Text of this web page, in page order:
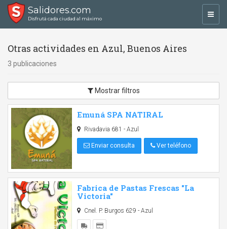
Salidores.com
Disfrutá cada ciudad al máximo
Otras actividades en Azul, Buenos Aires
3 publicaciones
Mostrar filtros
Emuná SPA NATIRAL
Rivadavia 681 - Azul
Enviar consulta Ver teléfono
Fabrica de Pastas Frescas "La
Victoria"
Cnel. P. Burgos 629 - Azul